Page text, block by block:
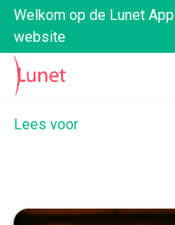
Welkom op de Lunet App
website
Lees voor